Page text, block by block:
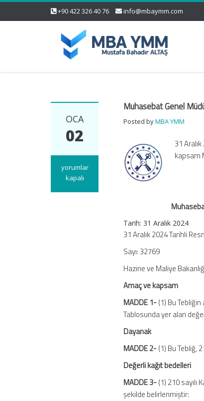
+90 422 326 40 76 info@mbaymm.com
OCA
02
Muhasebat
Genel
yorumlar
kapalı
Muhasebat Genel
Posted byMBA YMM
31
kapsam
Tarih: 31 Aralık 2024
31 Aralık 2024 Tarihli
Sayı: 32769
Hazine ve Maliye
Amaç ve kapsam
MADDE 1-(1) Bu
Tablosunda yer alan
Dayanak
MADDE 2-(1) Bu Tebliğ,
Değerli kağıt bedelleri
MADDE 3-(1) 210 sayılı
şekilde belirlenmiştir: